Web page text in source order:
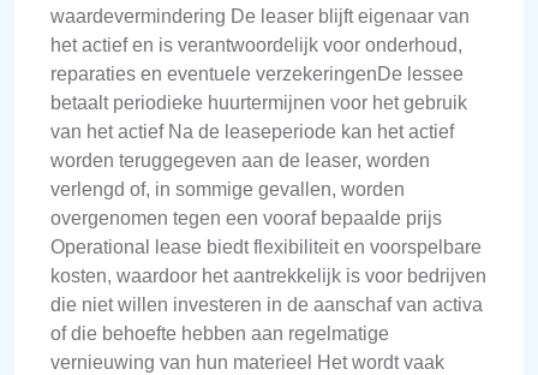
waardevermindering De leaser blijft eigenaar van
het actief en is verantwoordelijk voor onderhoud,
reparaties en eventuele verzekeringenDe lessee
betaalt periodieke huurtermijnen voor het gebruik
van het actief Na de leaseperiode kan het actief
worden teruggegeven aan de leaser, worden
verlengd of, in sommige gevallen, worden
overgenomen tegen een vooraf bepaalde prijs
Operational lease biedt flexibiliteit en voorspelbare
kosten, waardoor het aantrekkelijk is voor bedrijven
die niet willen investeren in de aanschaf van activa
of die behoefte hebben aan regelmatige
vernieuwing van hun materieel Het wordt vaak